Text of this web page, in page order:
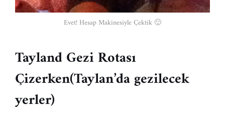
Evet! Hesap Makinesiyle Çektik 🙂
Tayland Gezi Rotası
Çizerken(Taylan’da gezilecek
yerler)